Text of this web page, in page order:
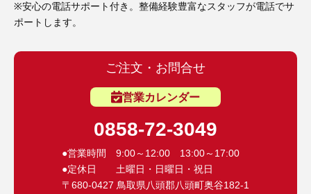
※安心の電話サポート付き。整備経験豊富なスタッフが電話でサ
ポートします。
ご注文・お問合せ
営業カレンダー
0858-72-3049
●営業時間 9:00～12:00 13:00～17:00
●定休日 土曜日・日曜日・祝日
〒680-0427 鳥取県八頭郡八頭町奥谷182-1